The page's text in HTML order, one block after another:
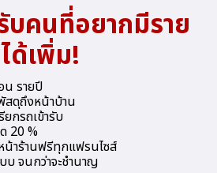
บคนที่อยากมีราย
ได้เพิ่ม!
น รายปี
สดุถึงหน้าบ้าน
กรถเข้ารับ
20 %
าร้านฟรีทุกแฟรนไซส์
บ จนกว่าจะชำนาญ